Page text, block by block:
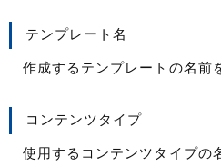
テンプレート名
作成するテンプレートの名前
コンテンツタイプ
使用するコンテンツタイプの